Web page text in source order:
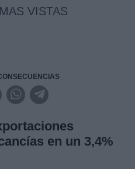
VISTAS
en un 3,4%